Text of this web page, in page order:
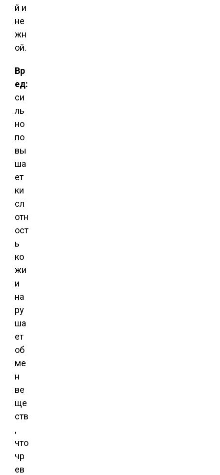
й и
не
жн
ой.
Вр
ед:
си
ль
но
по
вы
ша
ет
ки
сл
отн
ост
ь
ко
жи
и
на
ру
ша
ет
об
ме
н
ве
ще
ств
,
что
чр
ев